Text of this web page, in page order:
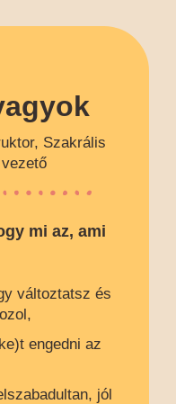
Szakrális
mi az, ami
változtatsz és
engedni az
jól